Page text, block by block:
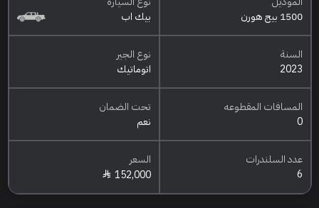
1500 بيج هورن
بيك اب
السنة
2023
نوع الجير
اتوماتيك
المسافات المقطوعه
0
تحت الضمان
نعم
عدد السلندرات
6
السعر
152,000